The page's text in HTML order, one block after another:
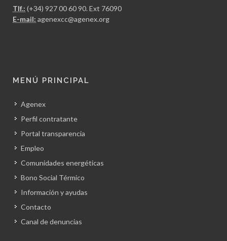
Tlf.: (+34) 927 00 60 90. Ext 76090
E-mail: agenexcc@agenex.org
MENÚ PRINCIPAL
Agenex
Perfil contratante
Portal transparencia
Empleo
Comunidades energéticas
Bono Social Térmico
Información y ayudas
Contacto
Canal de denuncias